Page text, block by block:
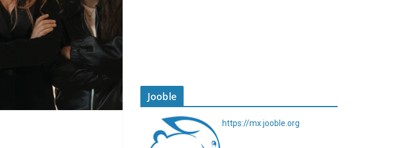
Jooble
https://mx.jooble.org